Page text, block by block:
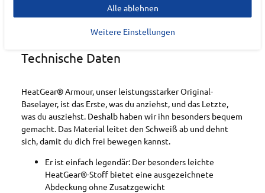
Technische Daten
HeatGear® Armour, unser leistungsstarker Original-
Baselayer, ist das Erste, was du anziehst, und das Letzte,
was du ausziehst. Deshalb haben wir ihn besonders bequem
gemacht. Das Material leitet den Schweiß ab und dehnt
sich, damit du dich frei bewegen kannst.
Er ist einfach legendär: Der besonders leichte
HeatGear®-Stoff bietet eine ausgezeichnete
Abdeckung ohne Zusatzgewicht
Alle ablehnen
Weitere Einstellungen